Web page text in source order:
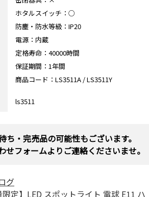
ホタルスイッチ：○
防塵・防水等級：IP20
電源：内蔵
定格寿命：40000時間
保証期間：1年間
商品コード：LS3511A / LS3511Y
ls3511
ち・完売品の可能性もございます。
せフォームよりご連絡くださいませ。
グ
定】LED スポットライト 電球 E11 ハ